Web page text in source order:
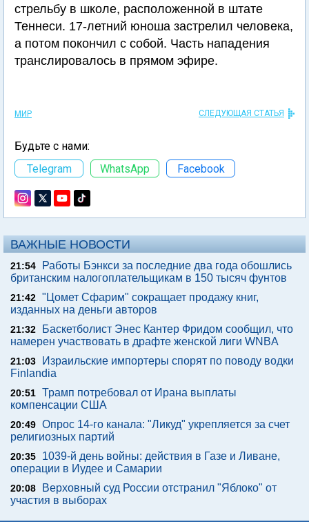
стрельбу в школе, расположенной в штате
Теннеси. 17-летний юноша застрелил человека,
а потом покончил с собой. Часть нападения
транслировалось в прямом эфире.
МИР СЛЕДУЮЩАЯ СТАТЬЯ
Будьте с нами:
Telegram
WhatsApp Facebook
ВАЖНЫЕ НОВОСТИ
21:54
Работы Бэнкси за последние два года обошлись
британским налогоплательщикам в 150 тысяч фунтов
21:42 "Цомет Сфарим" сокращает продажу книг,
изданных на деньги авторов
21:32
Баскетболист Энес Кантер Фридом сообщил, что
намерен участвовать в драфте женской лиги WNBA
21:03
Израильские импортеры спорят по поводу водки
Finlandia
20:51 Трамп потребовал от Ирана выплаты
компенсации США
20:49 Опрос 14-го канала: "Ликуд" укрепляется за счет
религиозных партий
20:35
1039-й день войны: действия в Газе и Ливане,
операции в Иудее и Самарии
20:08
Верховный суд России отстранил "Яблоко" от
участия в выборах